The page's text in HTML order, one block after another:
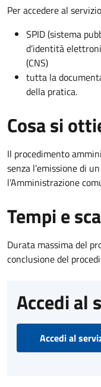
Per accedere al
SPID (sistema
d’identità
(CNS)
tutta la
della pratica.
Cosa si
Il procedimento
senza l’emissione di
l’Amministrazione
Tempi e
Durata massima del
conclusione del
Accedi al
Accedi al